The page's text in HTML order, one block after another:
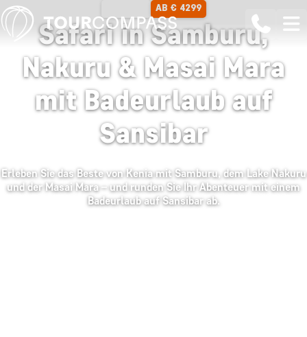
AB € 4299
Safari in Samburu,
Nakuru & Masai Mara
mit Badeurlaub auf
Sansibar
Erleben Sie das Beste von Kenia mit Samburu, dem Lake Nakuru
und der Masai Mara – und runden Sie Ihr Abenteuer mit einem
Badeurlaub auf Sansibar ab.